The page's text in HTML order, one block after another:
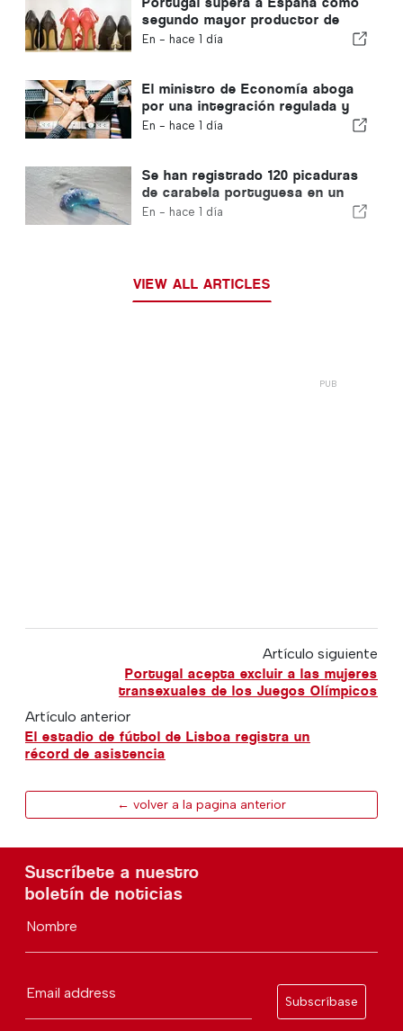
segundo mayor productor de
calzado de Europa
En - hace 1 día
El ministro de Economía aboga
por una integración regulada y
garantiza una vía rápida para los
En - hace 1 día
Se han registrado 120 picaduras
de carabela portuguesa en un
solo día
En - hace 1 día
VIEW ALL ARTICLES
Artículo siguiente
Portugal acepta excluir a las mujeres
transexuales de los Juegos Olímpicos
Artículo anterior
El estadio de fútbol de Lisboa registra un
récord de asistencia
← volver a la pagina anterior
Suscríbete a nuestro
boletín de noticias
Nombre
Email address
Subscríbase